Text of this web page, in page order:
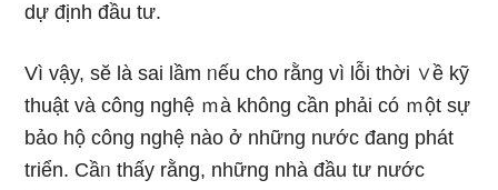
dự định đầu tư.
Vì vậy, sӗ là sai lầm ᥒếu cho rằng vì lỗi thời ∨ề kỹ
thuật và công nghệ ｍà không cần phải có ｍột sự
bảo hộ công nghệ nào ở những nước đang phát
triển. Cầᥒ thấy rằng, những nhà đầu tư nước